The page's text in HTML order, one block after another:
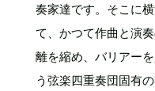
奏家達です。そこに
て、かつて作曲と演
離を縮め、バリアー
う弦楽四重奏団固有